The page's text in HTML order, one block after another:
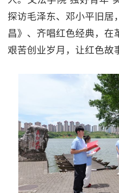
探访毛泽东、邓小平旧居
昌》、齐唱红色经典，在
艰苦创业岁月，让红色故